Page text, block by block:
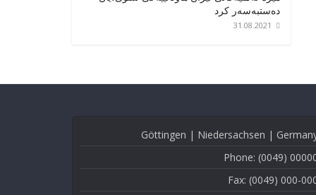
دەستبەسەر کرد
31.08.2021
Göttingen | Niedersachsen |
Phone: (0049)
Fax: (0049) 000-